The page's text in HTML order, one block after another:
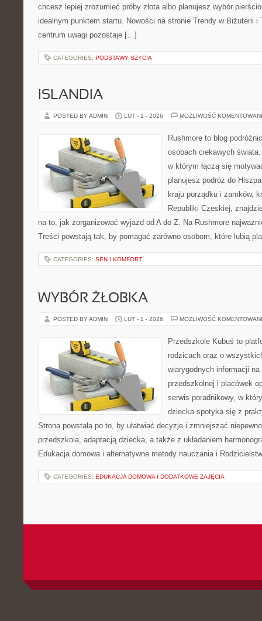
chcesz lepiej zrozumieć próby złota albo planujesz wybór
idealnym punktem startu. Nowości na stronie Trendy w Biżuterii i
centrum uwagi pozostaje […]
CATEGORIES: PODSTAWY SZYCIA
ISLANDIA
POSTED BY ADMIN LUT - 1 - 2026 MOŻLIWOŚĆ
Rushmore to blog
osobach ciekawych
w którym łączą się
planujesz podróż do
kraju porządku i zamków,
Republiki Czeskiej,
na to, jak zorganizować wyjazd od A do Z. Na Rushmore
Treści powstają tak, by pomagać zarówno osobom, które lubią
CATEGORIES: SEN I KOMFORT
WYBÓR ŻŁOBKA
POSTED BY ADMIN LUT - 1 - 2026 MOŻLIWOŚĆ
Przedszkole Kubuś to
rodzicach oraz o
wiarygodnych informacji
przedszkolnej i placówek
serwis poradnikowy, w
dziecka spotyka się z
Strona powstała po to, by ułatwiać decyzje i zmniejszać
przedszkola, adaptacją dziecka, a także z układaniem
Edukacja domowa i alternatywne metody nauczania i
CATEGORIES: EDUKACJA DOMOWA I DODATKOWE ZAJĘCIA